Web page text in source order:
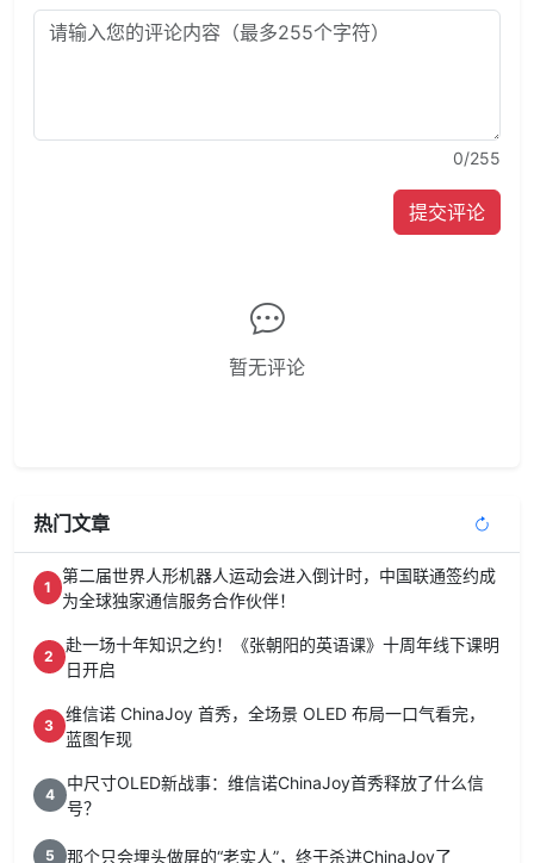
0/255
提交评论
暂无评论
热门文章
1
第二届世界人形机器人运动会进入倒计时，中国联通签约成
为全球独家通信服务合作伙伴！
2
赴一场十年知识之约！《张朝阳的英语课》十周年线下课明
日开启
3
维信诺 ChinaJoy 首秀，全场景 OLED 布局一口气看完，
蓝图乍现
4
中尺寸OLED新战事：维信诺ChinaJoy首秀释放了什么信
号？
5 那个只会埋头做屏的“老实人”，终于杀进ChinaJoy了